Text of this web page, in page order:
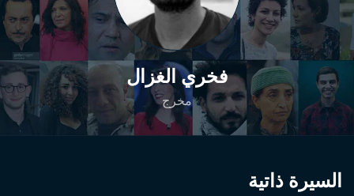
فخري الغزال
مخرج
السيرة ذاتية